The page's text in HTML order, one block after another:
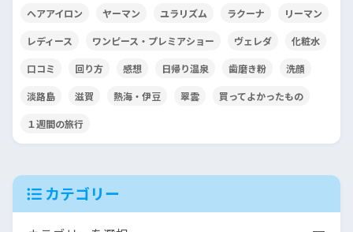
ヘアアイロン ヤーマン ユラリズム ラクーナ リーマン
レディース ワンピース・プレミアショー ヴェレダ 化粧水
口コミ 回り方 感想 日帰り温泉 歯磨き粉 洗顔
淡路島 滋賀 熱海・伊豆 翠雲 買ってよかったもの
１週間の旅行
カテゴリー